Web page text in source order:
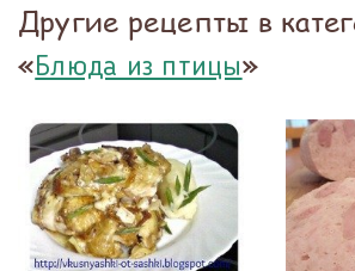
Другие рецепты в
«Блюда из птицы»